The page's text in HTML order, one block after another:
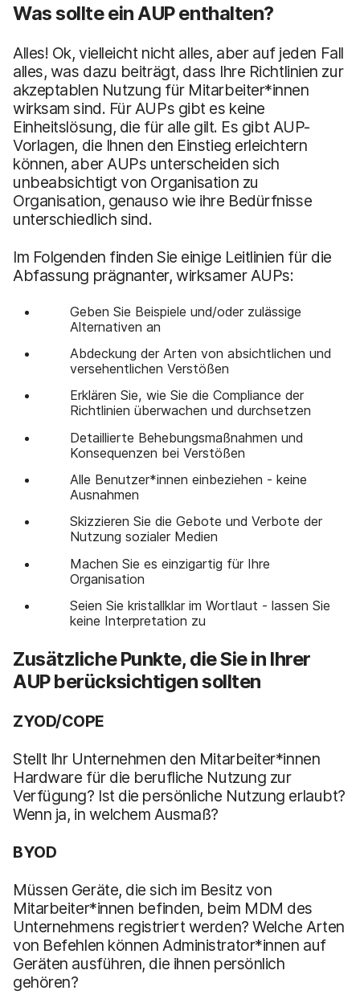
Was sollte ein AUP enthalten?
Alles! Ok, vielleicht nicht alles, aber auf jeden Fall
alles, was dazu beiträgt, dass Ihre Richtlinien zur
akzeptablen Nutzung für Mitarbeiter*innen
wirksam sind. Für AUPs gibt es keine
Einheitslösung, die für alle gilt. Es gibt AUP-
Vorlagen, die Ihnen den Einstieg erleichtern
können, aber AUPs unterscheiden sich
unbeabsichtigt von Organisation zu
Organisation, genauso wie ihre Bedürfnisse
unterschiedlich sind.
Im Folgenden finden Sie einige Leitlinien für die
Abfassung prägnanter, wirksamer AUPs:
Geben Sie Beispiele und/oder zulässige
Alternativen an
Abdeckung der Arten von absichtlichen und
versehentlichen Verstößen
Erklären Sie, wie Sie die Compliance der
Richtlinien überwachen und durchsetzen
Detaillierte Behebungsmaßnahmen und
Konsequenzen bei Verstößen
Alle Benutzer*innen einbeziehen - keine
Ausnahmen
Skizzieren Sie die Gebote und Verbote der
Nutzung sozialer Medien
Machen Sie es einzigartig für Ihre
Organisation
Seien Sie kristallklar im Wortlaut - lassen Sie
keine Interpretation zu
Zusätzliche Punkte, die Sie in Ihrer
AUP berücksichtigen sollten
ZYOD/COPE
Stellt Ihr Unternehmen den Mitarbeiter*innen
Hardware für die berufliche Nutzung zur
Verfügung? Ist die persönliche Nutzung erlaubt?
Wenn ja, in welchem Ausmaß?
BYOD
Müssen Geräte, die sich im Besitz von
Mitarbeiter*innen befinden, beim MDM des
Unternehmens registriert werden? Welche Arten
von Befehlen können Administrator*innen auf
Geräten ausführen, die ihnen persönlich
gehören?